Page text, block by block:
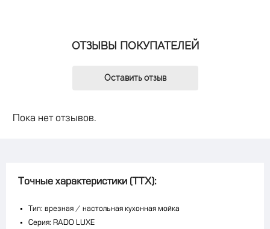
ОТЗЫВЫ ПОКУПАТЕЛЕЙ
Оставить отзыв
Пока нет отзывов.
Точные характеристики (ТТХ):
Тип: врезная / настольная кухонная мойка
Серия: RADO LUXE